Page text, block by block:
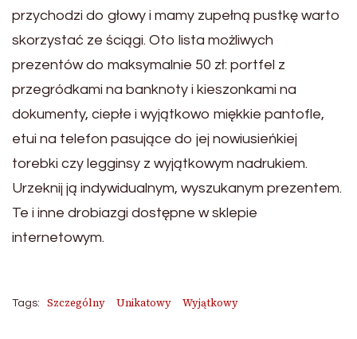
przychodzi do głowy i mamy zupełną pustkę warto
skorzystać ze ściągi. Oto lista możliwych
prezentów do maksymalnie 50 zł: portfel z
przegródkami na banknoty i kieszonkami na
dokumenty, ciepłe i wyjątkowo miękkie pantofle,
etui na telefon pasujące do jej nowiusieńkiej
torebki czy legginsy z wyjątkowym nadrukiem.
Urzeknij ją indywidualnym, wyszukanym prezentem.
Te i inne drobiazgi dostępne w sklepie
internetowym.
Tags: Szczególny Unikatowy Wyjątkowy